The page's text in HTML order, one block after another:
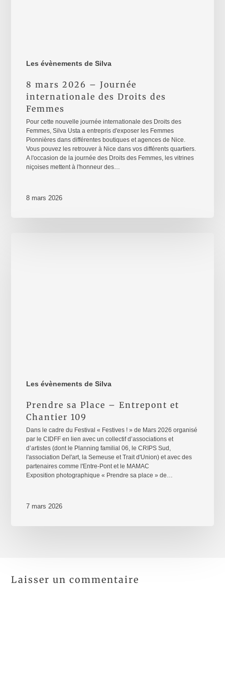
Les évènements de Silva
8 mars 2026 – Journée
internationale des Droits des
Femmes
Pour cette nouvelle journée internationale des Droits des
Femmes, Silva Usta a entrepris d'exposer les Femmes
Pionnières dans différentes boutiques et agences de Nice.
Vous pouvez les retrouver à Nice dans vos différents quartiers.
A l'occasion de la journée des Droits des Femmes, les vitrines
niçoises mettent à l'honneur des…
8 mars 2026
Les évènements de Silva
Prendre sa Place – Entrepont et
Chantier 109
Dans le cadre du Festival « Festives ! » de Mars 2026 organisé
par le CIDFF en lien avec un collectif d’associations et
d’artistes (dont le Planning familial 06, le CRIPS Sud,
l'association Del'art, la Semeuse et Trait d'Union) et avec des
partenaires comme l'Entre-Pont et le MAMAC
Exposition photographique « Prendre sa place » de…
7 mars 2026
Laisser un commentaire